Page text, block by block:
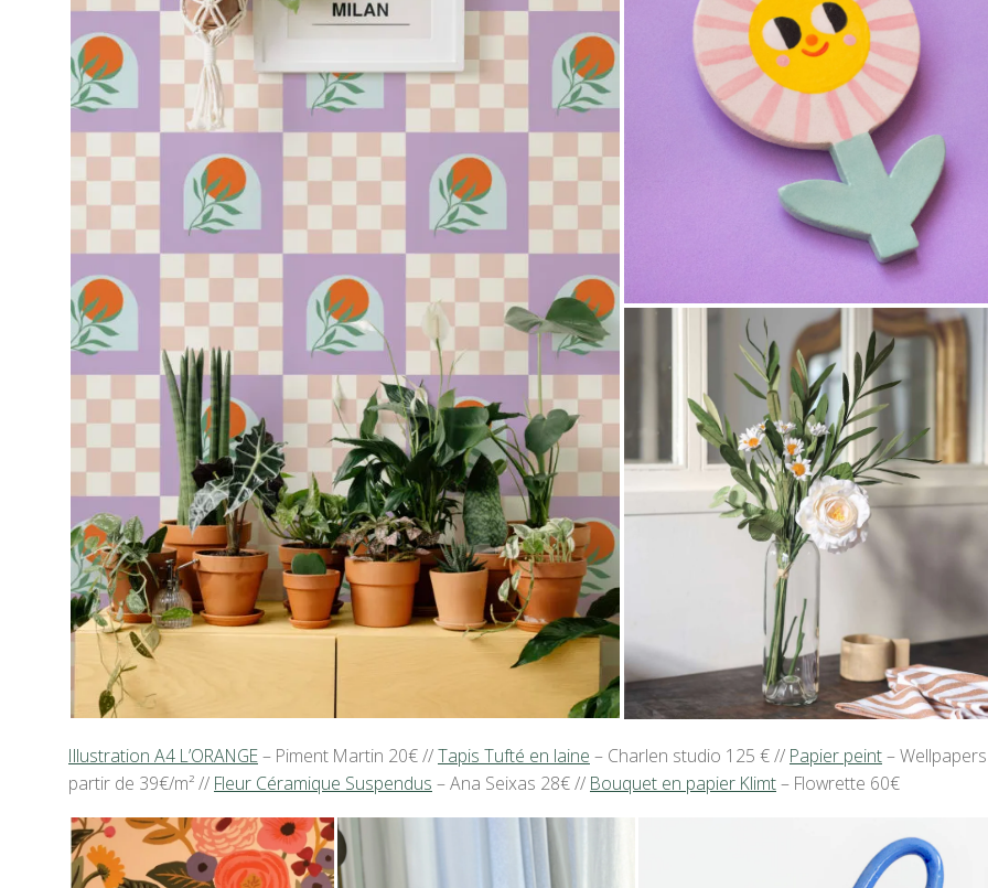
Illustration A4 L’ORANGE– Piment Martin 20€ //Tapis Tufté en laine – Charlen studio 125 € // Papier peint–
partir de 39€/m² // Fleur Céramique Suspendus – Ana Seixas 28€ // Bouquet en papier Klimt– Flowrette 60€